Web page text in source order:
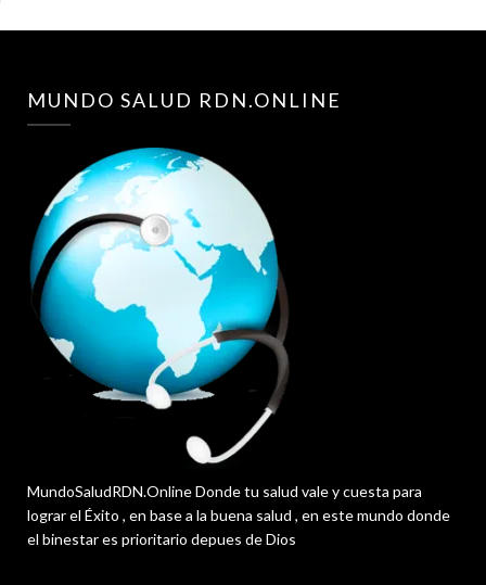
MUNDO SALUD RDN.ONLINE
MundoSaludRDN.Online Donde tu salud vale y cuesta para
lograr el Éxito , en base a la buena salud , en este mundo donde
el binestar es prioritario depues de Dios